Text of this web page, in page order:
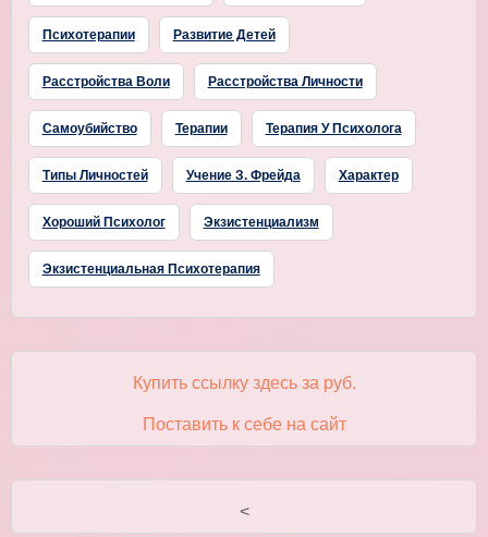
Психотерапии Развитие Детей
Расстройства Воли Расстройства Личности
Самоубийство Терапии Терапия У Психолога
Типы Личностей Учение З. Фрейда Характер
Хороший Психолог Экзистенциализм
Экзистенциальная Психотерапия
Купить ссылку здесь за руб.
Поставить к себе на сайт
<